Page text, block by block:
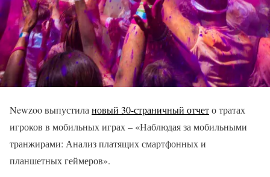
Newzoo выпустилановый 30-страничный отчето тратах
игроков в мобильных играх – «Наблюдая за мобильными
транжирами: Анализ платящих смартфонных и
планшетных геймеров».